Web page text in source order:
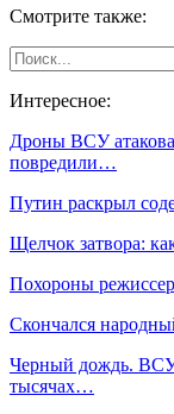
Смотрите также:
Интересное:
Дроны ВСУ
повредили…
Путин раскрыл
Щелчок затвора:
Похороны
Скончался
Черный дождь. ВСУ
тысячах…